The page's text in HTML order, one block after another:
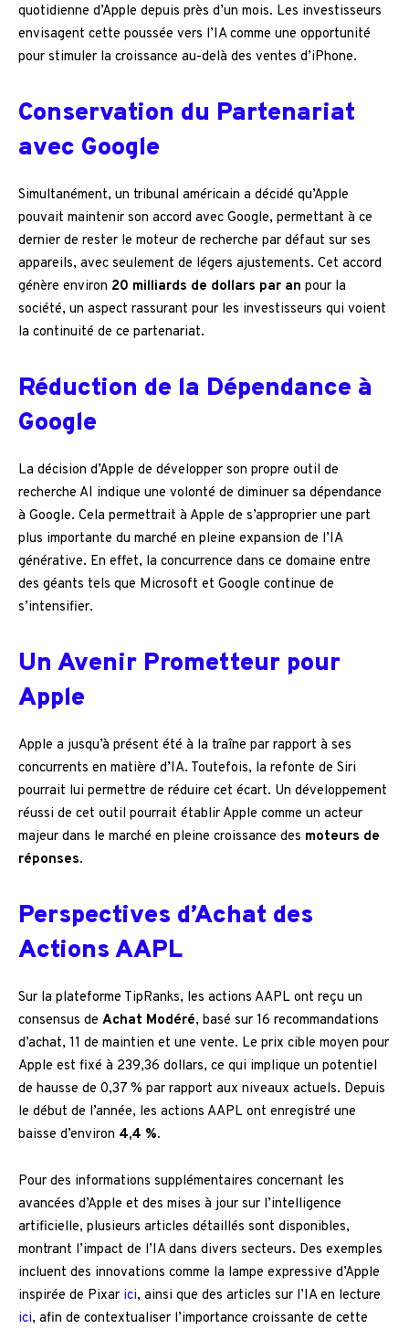
quotidienne d’Apple depuis près d’un mois. Les investisseurs
envisagent cette poussée vers l’IA comme une opportunité
pour stimuler la croissance au-delà des ventes d’iPhone.
Conservation du Partenariat
avec Google
Simultanément, un tribunal américain a décidé qu’Apple
pouvait maintenir son accord avec Google, permettant à ce
dernier de rester le moteur de recherche par défaut sur ses
appareils, avec seulement de légers ajustements. Cet accord
génère environ 20 milliards de dollars par an pour la
société, un aspect rassurant pour les investisseurs qui voient
la continuité de ce partenariat.
Réduction de la Dépendance à
Google
La décision d’Apple de développer son propre outil de
recherche AI indique une volonté de diminuer sa dépendance
à Google. Cela permettrait à Apple de s’approprier une part
plus importante du marché en pleine expansion de l’IA
générative. En effet, la concurrence dans ce domaine entre
des géants tels que Microsoft et Google continue de
s’intensifier.
Un Avenir Prometteur pour
Apple
Apple a jusqu’à présent été à la traîne par rapport à ses
concurrents en matière d’IA. Toutefois, la refonte de Siri
pourrait lui permettre de réduire cet écart. Un développement
réussi de cet outil pourrait établir Apple comme un acteur
majeur dans le marché en pleine croissance des moteurs de
réponses.
Perspectives d’Achat des
Actions AAPL
Sur la plateforme TipRanks, les actions AAPL ont reçu un
consensus de Achat Modéré, basé sur 16 recommandations
d’achat, 11 de maintien et une vente. Le prix cible moyen pour
Apple est fixé à 239,36 dollars, ce qui implique un potentiel
de hausse de 0,37 % par rapport aux niveaux actuels. Depuis
le début de l’année, les actions AAPL ont enregistré une
baisse d’environ 4,4 %.
Pour des informations supplémentaires concernant les
avancées d’Apple et des mises à jour sur l’intelligence
artificielle, plusieurs articles détaillés sont disponibles,
montrant l’impact de l’IA dans divers secteurs. Des exemples
incluent des innovations comme la lampe expressive d’Apple
inspirée de Pixar ici, ainsi que des articles sur l’IA en lecture
ici, afin de contextualiser l’importance croissante de cette